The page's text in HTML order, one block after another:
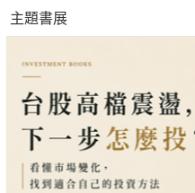
的社群。每個人都有這種本領
來改善我們此生的命運。就所
自己手中。
本書是以科學角度研究心靈領
研究，統合構成完整體系；也
時代思維等領域，採科學方法
主題書展